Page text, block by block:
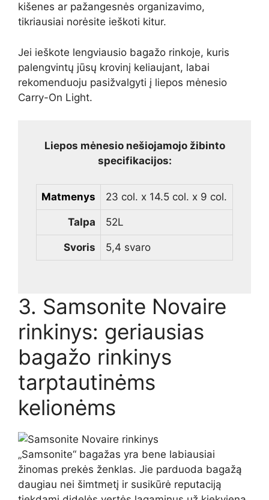
kišenes ar pažangesnės organizavimo,
tikriausiai norėsite ieškoti kitur.
Jei ieškote lengviausio bagažo rinkoje, kuris
palengvintų jūsų krovinį keliaujant, labai
rekomenduoju pasižvalgyti į liepos mėnesio
Carry-On Light.
Liepos mėnesio nešiojamojo žibinto
specifikacijos:
Matmenys 23 col. x 14.5 col. x 9 col.
Talpa 52L
Svoris 5,4 svaro
3. Samsonite Novaire
rinkinys: geriausias
bagažo rinkinys
tarptautinėms
kelionėms
„Samsonite“ bagažas yra bene labiausiai
žinomas prekės ženklas. Jie parduoda bagažą
daugiau nei šimtmetį ir susikūrė reputaciją